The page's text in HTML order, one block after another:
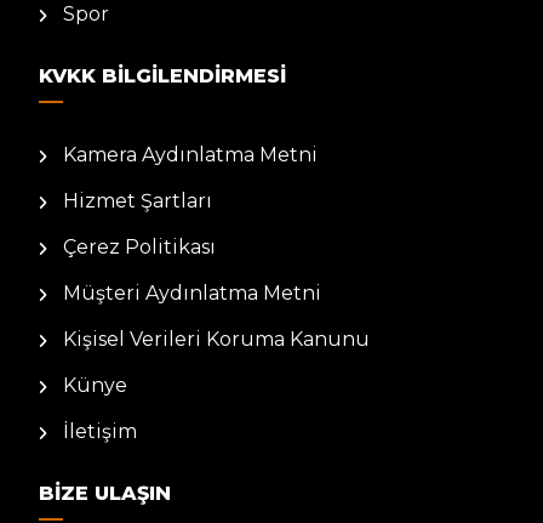
Spor
KVKK BILGILENDIRMESI
Kamera Aydınlatma Metni
Hizmet Şartları
Çerez Politikası
Müşteri Aydınlatma Metni
Kişisel Verileri Koruma Kanunu
Künye
İletişim
BIZE ULAŞIN